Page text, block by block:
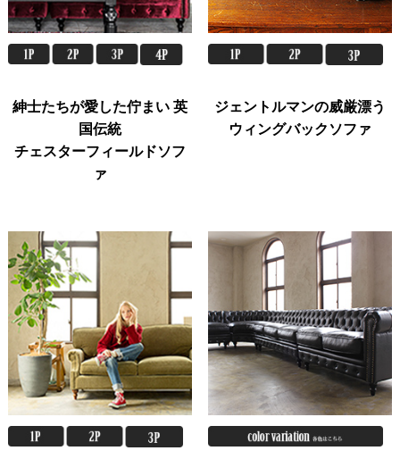
紳士たちが愛した佇まい 英
国伝統
チェスターフィールドソフ
ァ
ジェントルマンの威厳漂う
ウィングバックソファ